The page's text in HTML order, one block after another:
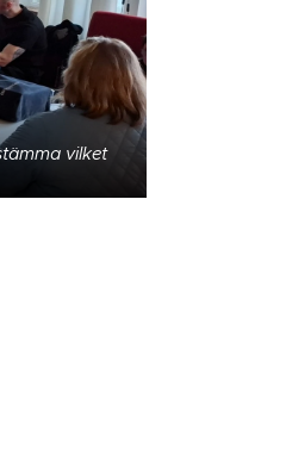
vilket